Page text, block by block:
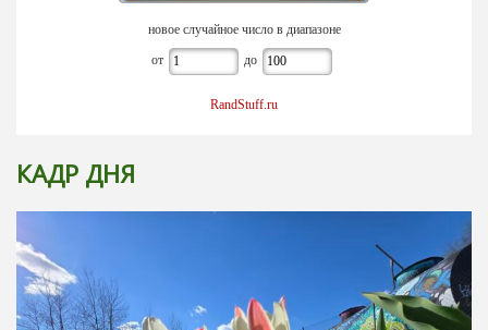
новое случайное число в диапазоне
от до
RandStuff.ru
КАДР ДНЯ